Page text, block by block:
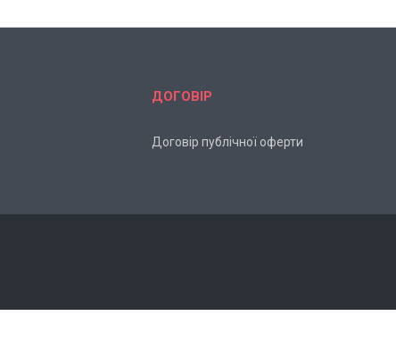
ДОГОВІР
Договір публічної оферти